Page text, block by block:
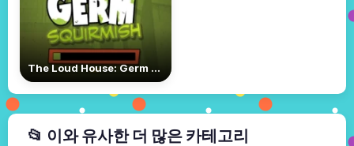
The Loud House: Germ Squirmish
📂 이와 유사한 더 많은 카테고리